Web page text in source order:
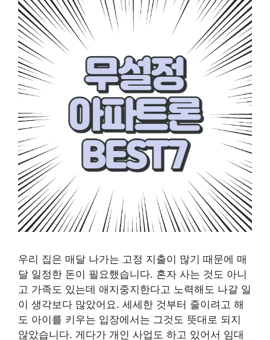
우리 집은 매달 나가는 고정 지출이 많기 때문에 매
달 일정한 돈이 필요했습니다. 혼자 사는 것도 아니
고 가족도 있는데 애지중지한다고 노력해도 나갈 일
이 생각보다 많았어요. 세세한 것부터 줄이려고 해
도 아이를 키우는 입장에서는 그것도 뜻대로 되지
않았습니다. 게다가 개인 사업도 하고 있어서 임대